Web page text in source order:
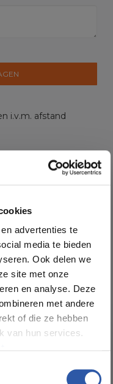
advertenties te
media te bieden
Ook delen we
site met onze
en analyse. Deze
met andere
of die ze hebben
van hun services.
i.v.m. afstand
PVC Click
Visgraat
Donker Eiken
7,00